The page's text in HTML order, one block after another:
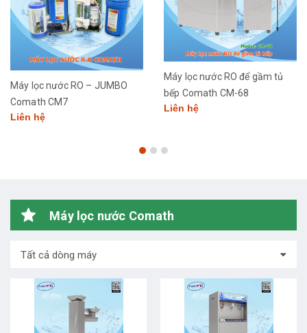
Máy lọc nước RO – JUMBO
Comath CM7
Liên hệ
Máy lọc nước RO để gầm tủ
bếp Comath CM-68
Liên hệ
Máy lọc nước Comath
Tất cả dòng máy